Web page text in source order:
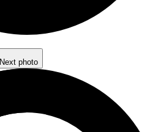
Next photo